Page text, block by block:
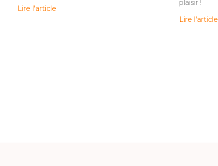
Lire l'article
plaisir !
Lire l'article